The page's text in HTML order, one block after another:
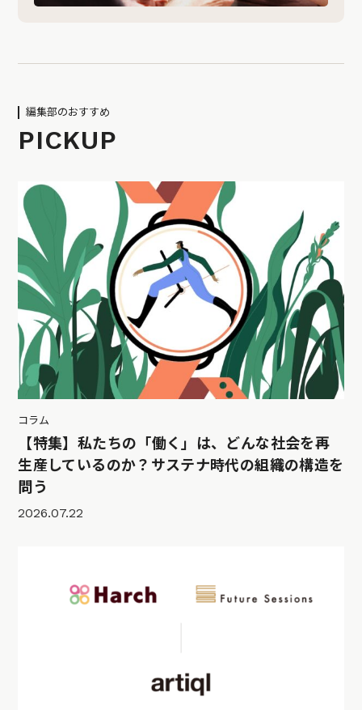
編集部のおすすめ
PICKUP
コラム
【特集】私たちの「働く」は、どんな社会を再
生産しているのか？サステナ時代の組織の構造を
問う
2026.07.22